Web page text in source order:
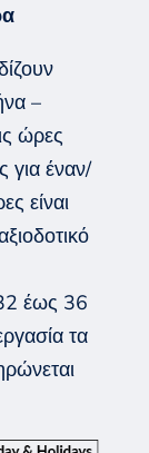
–
ώρες
για έναν/
είναι
έως 36
τα